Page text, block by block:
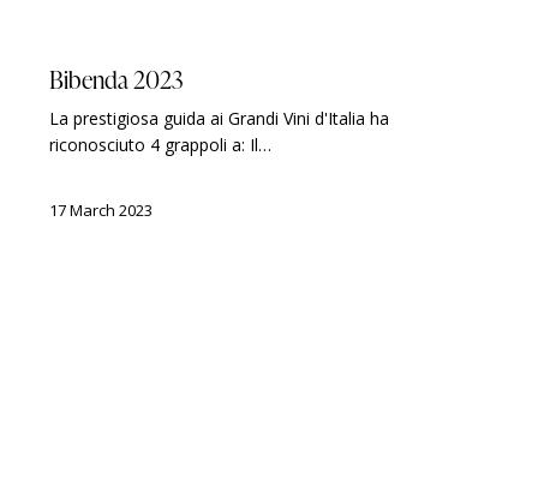
Bibenda 2023
La prestigiosa guida ai Grandi Vini d'Italia ha
riconosciuto 4 grappoli a: Il…
17 March 2023